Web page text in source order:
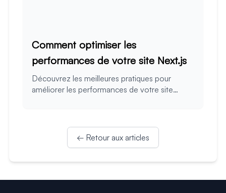
Comment optimiser les
performances de votre site Next.js
Découvrez les meilleures pratiques pour
améliorer les performances de votre site
← Retour aux articles